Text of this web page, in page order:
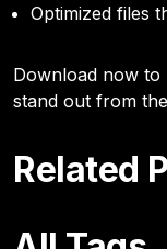
Optimized files
Download now
stand out from
Related